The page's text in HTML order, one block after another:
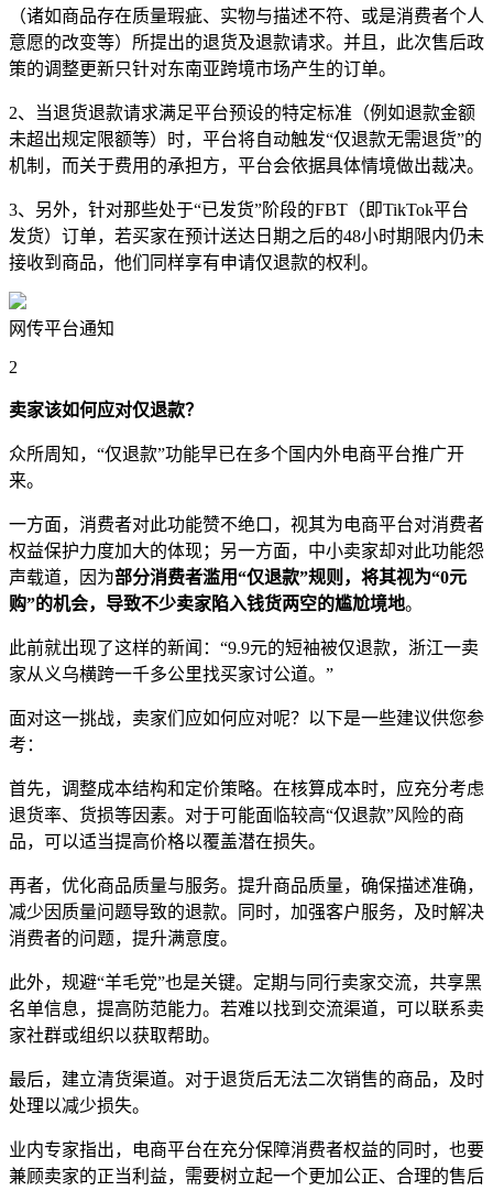
（诸如商品存在质量瑕疵、实物与描述不符、或是消费者个人
意愿的改变等）所提出的退货及退款请求。并且，此次售后政
策的调整更新只针对东南亚跨境市场产生的订单。
2、当退货退款请求满足平台预设的特定标准（例如退款金额
未超出规定限额等）时，平台将自动触发“仅退款无需退货”的
机制，而关于费用的承担方，平台会依据具体情境做出裁决。
3、另外，针对那些处于“已发货”阶段的FBT（即TikTok平台
发货）订单，若买家在预计送达日期之后的48小时期限内仍未
接收到商品，他们同样享有申请仅退款的权利。
网传平台通知
2
卖家该如何应对仅退款？
众所周知，“仅退款”功能早已在多个国内外电商平台推广开
来。
一方面，消费者对此功能赞不绝口，视其为电商平台对消费者
权益保护力度加大的体现；另一方面，中小卖家却对此功能怨
声载道，因为部分消费者滥用“仅退款”规则，将其视为“0元
购”的机会，导致不少卖家陷入钱货两空的尴尬境地。
此前就出现了这样的新闻：“9.9元的短袖被仅退款，浙江一卖
家从义乌横跨一千多公里找买家讨公道。”
面对这一挑战，卖家们应如何应对呢？以下是一些建议供您参
考：
首先，调整成本结构和定价策略。在核算成本时，应充分考虑
退货率、货损等因素。对于可能面临较高“仅退款”风险的商
品，可以适当提高价格以覆盖潜在损失。
再者，优化商品质量与服务。提升商品质量，确保描述准确，
减少因质量问题导致的退款。同时，加强客户服务，及时解决
消费者的问题，提升满意度。
此外，规避“羊毛党”也是关键。定期与同行卖家交流，共享黑
名单信息，提高防范能力。若难以找到交流渠道，可以联系卖
家社群或组织以获取帮助。
最后，建立清货渠道。对于退货后无法二次销售的商品，及时
处理以减少损失。
业内专家指出，电商平台在充分保障消费者权益的同时，也要
兼顾卖家的正当利益，需要树立起一个更加公正、合理的售后